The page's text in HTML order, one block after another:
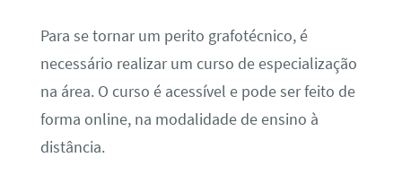
Para se tornar um perito grafotécnico, é
necessário realizar um curso de especialização
na área. O curso é acessível e pode ser feito de
forma online, na modalidade de ensino à
distância.